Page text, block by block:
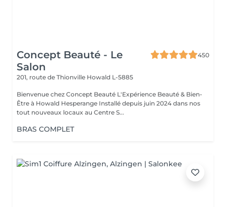
Concept Beauté - Le
Salon
450
201, route de Thionville Howald L-5885
Bienvenue chez Concept Beauté L'Expérience Beauté & Bien-
Être à Howald Hesperange Installé depuis juin 2024 dans nos
tout nouveaux locaux au Centre S...
BRAS COMPLET